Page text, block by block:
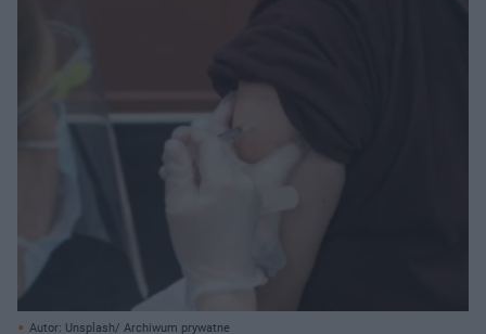
Autor: Unsplash/ Archiwum prywatne